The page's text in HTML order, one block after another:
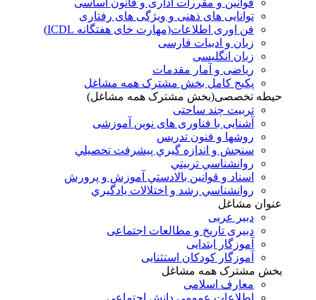
توانایی های ذهنی و ویژگی های رفتاری
فن اوری اطلاعات(مهارت خای هفتگانه ICDL)
زبان و ادبیات فارسی
زبان انگلیسی
ریاضی و آمار مقدمات
پکیج کامل بخش مشترک همه مشاغل
حیطه تخصصی(بخش مشترک همه مشاغل)
تربیت چند ساحتی
آشنایی با فناوری های نوین آموزشی
روشها و فنون تدريس
سنجش و اندازه گيري پيشرفت تحصيلي
روانشناسي تربيتي
اسناد و قوانين بالادستي آموزش و پرورش
روانشناسي رشد و اختلالات يادگيري
عنوان مشاغل
دبير عربی
دبیری تاریخ و مطالعات اجتماعی
آموزگار ابتدایی
آموزگار کودکان استثنایی
بخش مشترک همه مشاغل
معارف اسلامی
اطلاعات عمومی دانش اجتماعی